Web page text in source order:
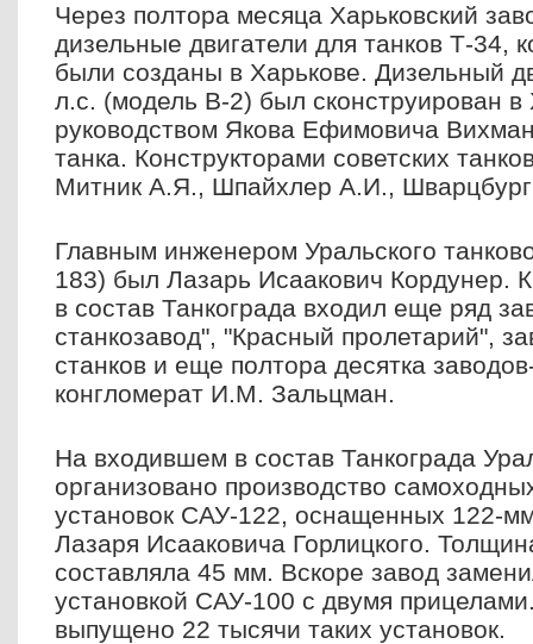
Через полтора месяца Харьковский
дизельные двигатели для танков Т-34,
были созданы в Харькове. Дизельный
л.с. (модель В-2) был сконструирован в
руководством Якова Ефимовича
танка. Конструкторами советских
Митник А.Я., Шпайхлер А.И.,
Главным инженером Уральского
183) был Лазарь Исаакович Кордунер.
в состав Танкограда входил еще ряд
станкозавод", "Красный пролетарий",
станков и еще полтора десятка
конгломерат И.М. Зальцман.
На входившем в состав Танкограда
организовано производство
установок САУ-122, оснащенных 122-
Лазаря Исааковича Горлицкого.
составляла 45 мм. Вскоре завод
установкой САУ-100 с двумя
выпущено 22 тысячи таких установок.